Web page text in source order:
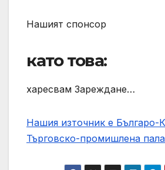
Нашият спонсор
като това:
харесвам Зареждане…
Нашия източник е Българо-
Търговско-промишлена